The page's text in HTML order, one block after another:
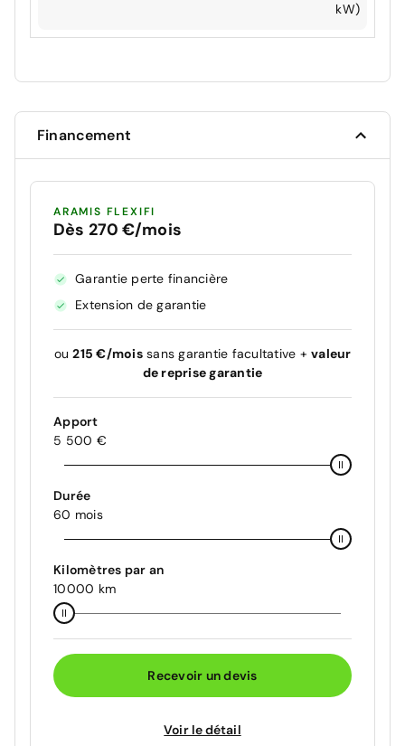
kW)
Financement
ARAMIS FLEXIFI
Dès 270 €/mois
Garantie perte financière
Extension de garantie
ou215 €/moissans garantie facultative + valeur
de reprise garantie
Apport
5 500 €
Durée
60 mois
Kilomètres par an
10000 km
Recevoir un devis
Voir le détail